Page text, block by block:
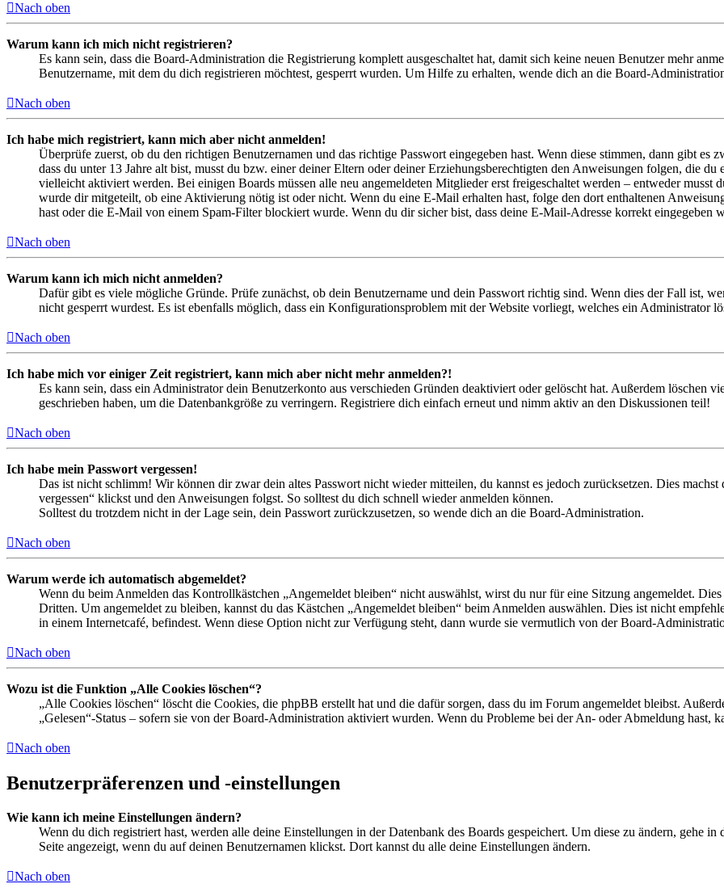
Nach oben
Warum kann ich mich nicht registrieren?
Es kann sein, dass die Board-Administration die Registrierung komplett ausgeschaltet hat, damit sich keine neuen Benutzer mehr
Benutzername, mit dem du dich registrieren möchtest, gesperrt wurden. Um Hilfe zu erhalten, wende dich an die Board-
Nach oben
Ich habe mich registriert, kann mich aber nicht anmelden!
Überprüfe zuerst, ob du den richtigen Benutzernamen und das richtige Passwort eingegeben hast. Wenn diese stimmen, dann gibt es
dass du unter 13 Jahre alt bist, musst du bzw. einer deiner Eltern oder deiner Erziehungsberechtigten den Anweisungen folgen, die
vielleicht aktiviert werden. Bei einigen Boards müssen alle neu angemeldeten Mitglieder erst freigeschaltet werden – entweder musst
wurde dir mitgeteilt, ob eine Aktivierung nötig ist oder nicht. Wenn du eine E-Mail erhalten hast, folge den dort enthaltenen
hast oder die E-Mail von einem Spam-Filter blockiert wurde. Wenn du dir sicher bist, dass deine E-Mail-Adresse korrekt eingegeben
Nach oben
Warum kann ich mich nicht anmelden?
Dafür gibt es viele mögliche Gründe. Prüfe zunächst, ob dein Benutzername und dein Passwort richtig sind. Wenn dies der Fall ist,
nicht gesperrt wurdest. Es ist ebenfalls möglich, dass ein Konfigurationsproblem mit der Website vorliegt, welches ein Administrator
Nach oben
Ich habe mich vor einiger Zeit registriert, kann mich aber nicht mehr anmelden?!
Es kann sein, dass ein Administrator dein Benutzerkonto aus verschieden Gründen deaktiviert oder gelöscht hat. Außerdem löschen
geschrieben haben, um die Datenbankgröße zu verringern. Registriere dich einfach erneut und nimm aktiv an den Diskussionen teil!
Nach oben
Ich habe mein Passwort vergessen!
Das ist nicht schlimm! Wir können dir zwar dein altes Passwort nicht wieder mitteilen, du kannst es jedoch zurücksetzen. Dies
vergessen“ klickst und den Anweisungen folgst. So solltest du dich schnell wieder anmelden können.
Solltest du trotzdem nicht in der Lage sein, dein Passwort zurückzusetzen, so wende dich an die Board-Administration.
Nach oben
Warum werde ich automatisch abgemeldet?
Wenn du beim Anmelden das Kontrollkästchen „Angemeldet bleiben“ nicht auswählst, wirst du nur für eine Sitzung angemeldet.
Dritten. Um angemeldet zu bleiben, kannst du das Kästchen „Angemeldet bleiben“ beim Anmelden auswählen. Dies ist nicht
in einem Internetcafé, befindest. Wenn diese Option nicht zur Verfügung steht, dann wurde sie vermutlich von der Board-
Nach oben
Wozu ist die Funktion „Alle Cookies löschen“?
„Alle Cookies löschen“ löscht die Cookies, die phpBB erstellt hat und die dafür sorgen, dass du im Forum angemeldet bleibst.
„Gelesen“-Status – sofern sie von der Board-Administration aktiviert wurden. Wenn du Probleme bei der An- oder Abmeldung hast,
Nach oben
Benutzerpräferenzen und -einstellungen
Wie kann ich meine Einstellungen ändern?
Wenn du dich registriert hast, werden alle deine Einstellungen in der Datenbank des Boards gespeichert. Um diese zu ändern, gehe
Seite angezeigt, wenn du auf deinen Benutzernamen klickst. Dort kannst du alle deine Einstellungen ändern.
Nach oben